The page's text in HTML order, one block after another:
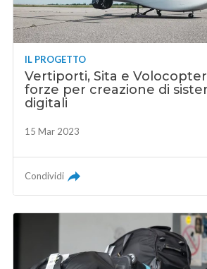
IL PROGETTO
Vertiporti, Sita e
forze per creazione di
digitali
15 Mar 2023
Condividi